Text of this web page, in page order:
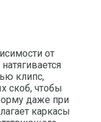
от
клипс,
скоб, чтобы
даже при
каркасы